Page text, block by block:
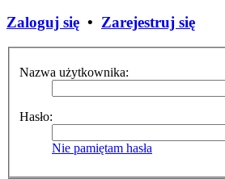
Zaloguj się • Zarejestruj się
Nazwa użytkownika:
Hasło:
Nie pamiętam hasła